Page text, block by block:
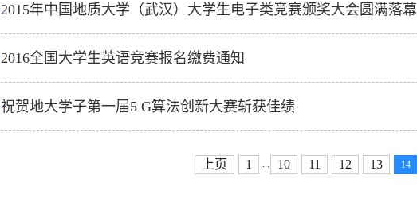
2015年中国地质大学（武汉）大学生电子类竞赛颁奖大会圆满落幕
2016全国大学生英语竞赛报名缴费通知
祝贺地大学子第一届5 G算法创新大赛斩获佳绩
上页 1 10 11 12 13 14